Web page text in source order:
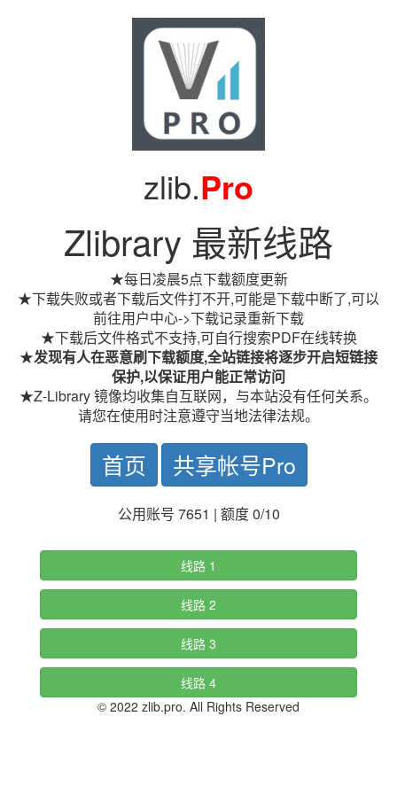
zlib.Pro
Zlibrary 最新线路
★每日凌晨5点下载额度更新
★下载失败或者下载后文件打不开,可能是下载中断了,可以
前往用户中心->下载记录重新下载
★下载后文件格式不支持,可自行搜索PDF在线转换
★发现有人在恶意刷下载额度,全站链接将逐步开启短链接
保护,以保证用户能正常访问
★Z-Library 镜像均收集自互联网，与本站没有任何关系。
请您在使用时注意遵守当地法律法规。
首页 共享帐号Pro
公用账号 7651 | 额度 0/10
线路 1
线路 2
线路 3
线路 4
© 2022 zlib.pro. All Rights Reserved